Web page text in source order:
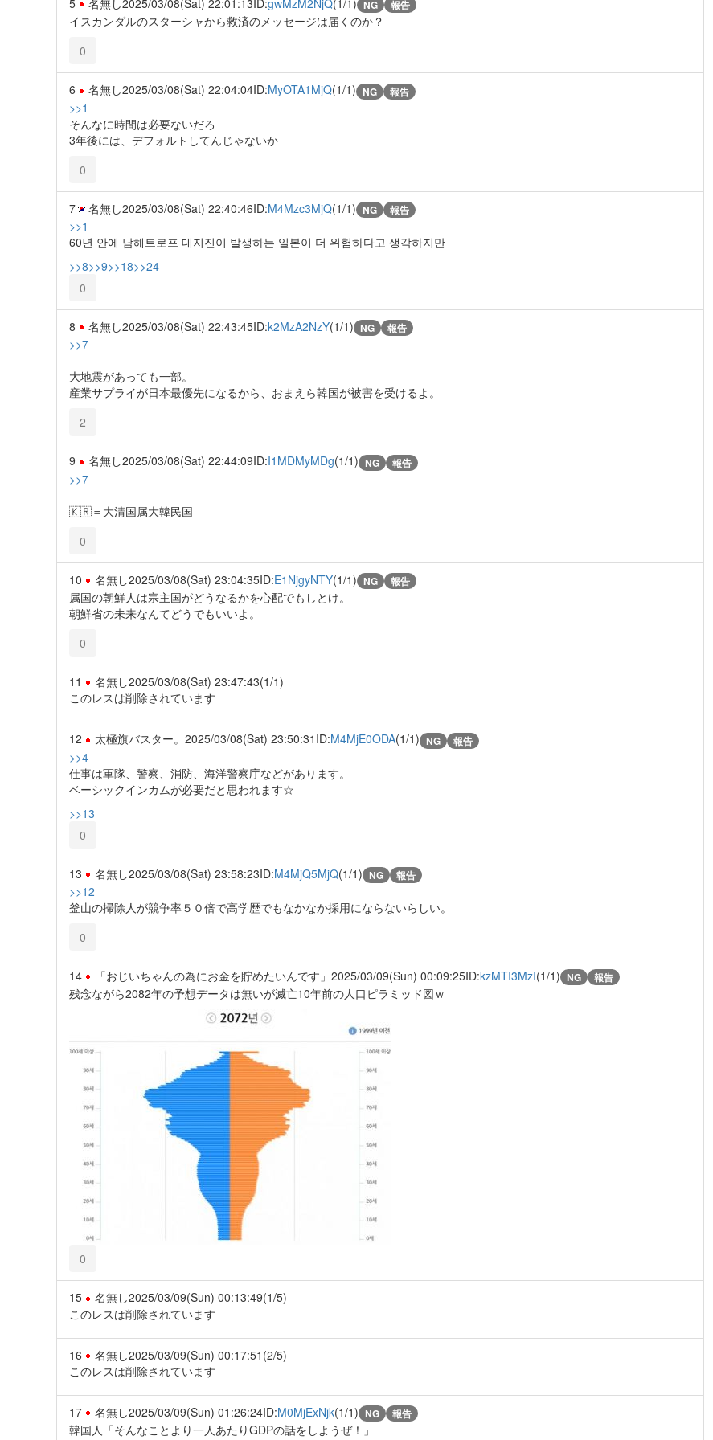
NG 報告
イスカンダルのスターシャから救済のメッセージは届くのか？
0
6 名無し2025/03/08(Sat) 22:04:04ID:MyOTA1MjQ(1/1) NG 報告
>>1
そんなに時間は必要ないだろ
3年後には、デフォルトしてんじゃないか
0
7 名無し2025/03/08(Sat) 22:40:46ID:M4Mzc3MjQ(1/1) NG 報告
>>1
60년 안에 남해트로프 대지진이 발생하는 일본이 더 위험하다고 생각하지만
>>8>>9>>18>>24
0
8 名無し2025/03/08(Sat) 22:43:45ID:k2MzA2NzY(1/1) NG 報告
>>7
大地震があっても一部。
産業サプライが日本最優先になるから、おまえら韓国が被害を受けるよ。
2
9 名無し2025/03/08(Sat) 22:44:09ID:I1MDMyMDg(1/1) NG 報告
>>7
🇰🇷＝大清国属大韓民国
0
10 名無し2025/03/08(Sat) 23:04:35ID:E1NjgyNTY(1/1) NG 報告
属国の朝鮮人は宗主国がどうなるかを心配でもしとけ。
朝鮮省の未来なんてどうでもいいよ。
0
11 名無し2025/03/08(Sat) 23:47:43(1/1)
このレスは削除されています
12 太極旗バスター。 2025/03/08(Sat) 23:50:31 ID:M4MjE0ODA(1/1) NG 報告
>>4
仕事は軍隊、警察、消防、海洋警察庁などがあります。
ベーシックインカムが必要だと思われます☆
>>13
0
13 名無し2025/03/08(Sat) 23:58:23ID:M4MjQ5MjQ(1/1) NG 報告
>>12
釜山の掃除人が競争率５０倍で高学歴でもなかなか採用にならないらしい。
0
14 「おじいちゃんの為にお金を貯めたいんです」 2025/03/09(Sun) 00:09:25ID:kzMTI3MzI(1/1) NG 報告
残念ながら2082年の予想データは無いが滅亡10年前の人口ピラミッド図ｗ
0
15 名無し2025/03/09(Sun) 00:13:49(1/5)
このレスは削除されています
16 名無し2025/03/09(Sun) 00:17:51 (2/5)
このレスは削除されています
17 名無し2025/03/09(Sun) 01:26:24ID:M0MjExNjk(1/1) NG 報告
韓国人「そんなことより一人あたりGDPの話をしようぜ！」